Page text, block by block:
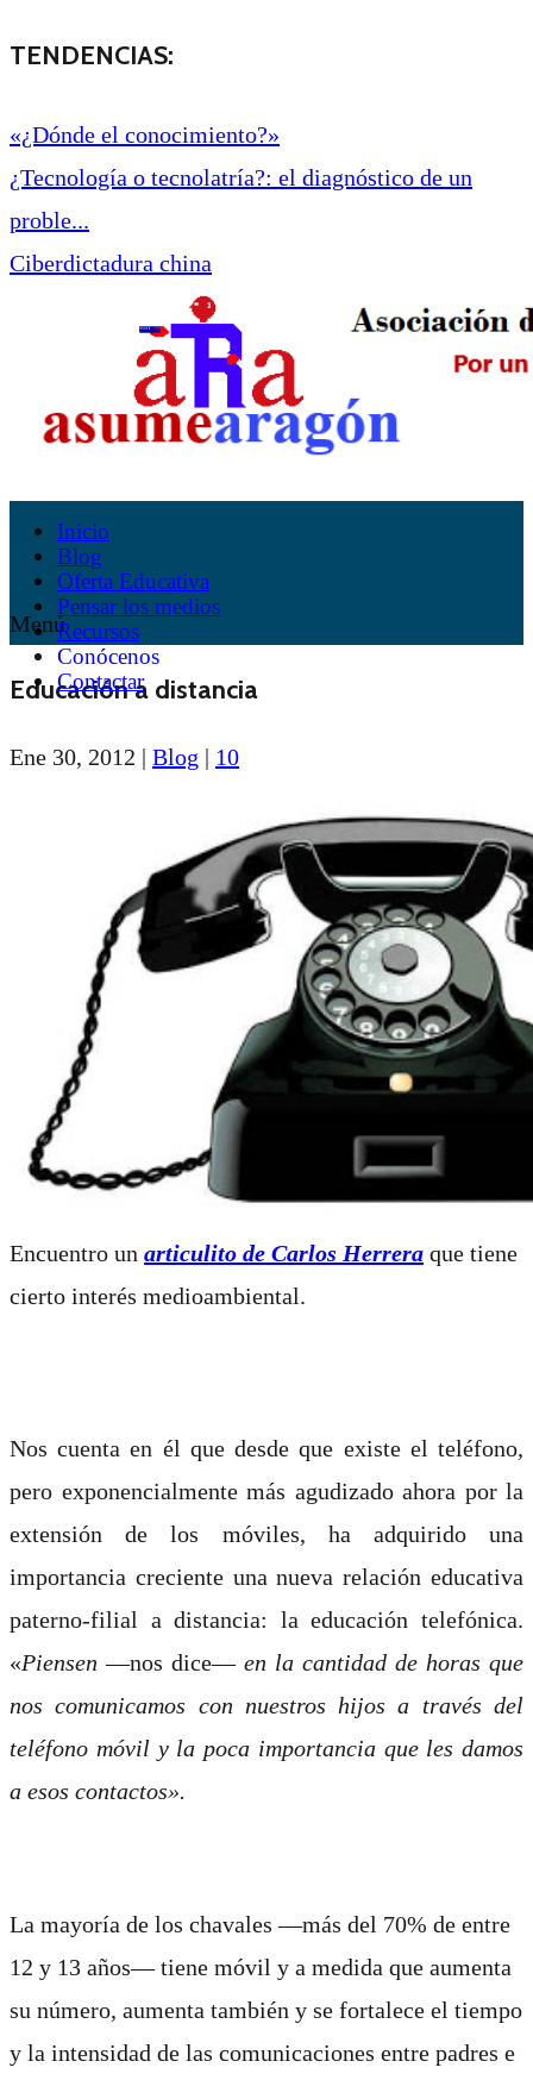
TENDENCIAS:
«¿Dónde el conocimiento?»
¿Tecnología o tecnolatría?: el diagnóstico de un
proble...
Ciberdictadura china
Inicio
Blog
Oferta Educativa
Pensar los medios
Recursos
Conócenos
Contactar
Menú
Educación a distancia
Ene 30, 2012 | Blog | 10
Encuentro un articulito de Carlos Herrera que tiene
cierto interés medioambiental.
Nos cuenta en él que desde que existe el teléfono,
pero exponencialmente más agudizado ahora por la
extensión de los móviles, ha adquirido una
importancia creciente una nueva relación educativa
paterno-filial a distancia: la educación telefónica.
«Piensen —nos dice— en la cantidad de horas que
nos comunicamos con nuestros hijos a través del
teléfono móvil y la poca importancia que les damos
a esos contactos».
La mayoría de los chavales —más del 70% de entre
12 y 13 años— tiene móvil y a medida que aumenta
su número, aumenta también y se fortalece el tiempo
y la intensidad de las comunicaciones entre padres e